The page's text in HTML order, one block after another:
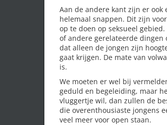
Aan de andere kant zijn er
helemaal snappen. Dit zijn
op te doen op seksueel
of andere gerelateerde dingen
dat alleen de jongen zijn
gaat krijgen. De mate van
is.
We moeten er wel bij
geduld en begeleiding, maar
vluggertje wil, dan zullen de
die overenthousiaste jongens
veel meer voor open staan.